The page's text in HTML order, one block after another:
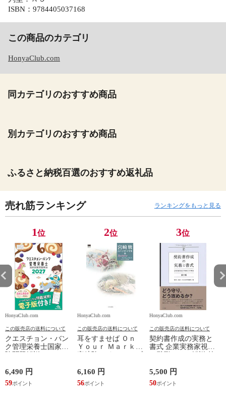
ISBN：9784405037168
この商品のカテゴリ
HonyaClub.com
同カテゴリのおすすめ商品
別カテゴリのおすすめ商品
ふるさと納税百選のおすすめ返礼品
売れ筋ランキング ランキングをもっと見る
1位
HonyaClub.com
この販売店の送料について
クエスチョン・バン
ク管理栄養士国家試
科学研究所
6,490 円
59
2位
HonyaClub.com
この販売店の送料について
耳をすませば Ｏｎ
Ｙｏｕｒ Ｍａｒｋ /
6,160 円
56
3位
HonyaClub.com
この販売店の送料について
契約書作成の実務と
書式 企業実務家視点
片山法律
5,500 円
50